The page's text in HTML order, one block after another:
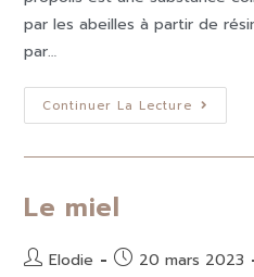
par les abeilles à partir de
par…
Continuer La Lecture
Le miel
Elodie
20 mars 2023